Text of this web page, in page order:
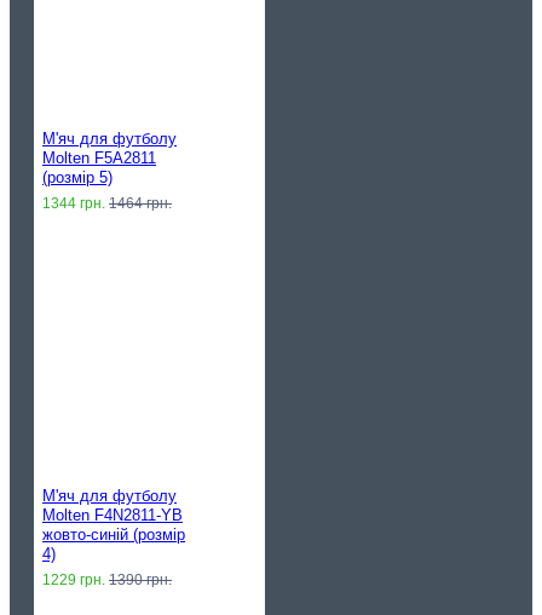
М'яч для футболу
Molten F5A2811
(розмір 5)
1344 грн. 1464 грн.
М'яч для футболу
Molten F4N2811-YB
жовто-синій (розмір
4)
1229 грн. 1390 грн.